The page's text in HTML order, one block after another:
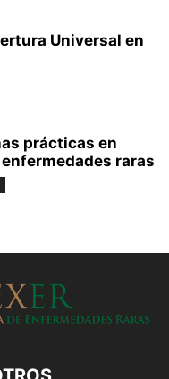
Universal en
prácticas en
raras